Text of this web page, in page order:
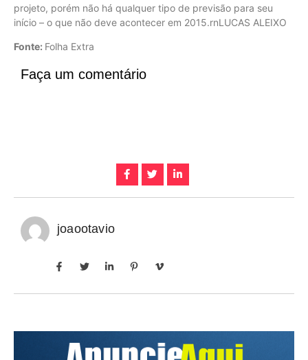
projeto, porém não há qualquer tipo de previsão para seu
início – o que não deve acontecer em 2015.rnLUCAS ALEIXO
Fonte: Folha Extra
Faça um comentário
joaootavio